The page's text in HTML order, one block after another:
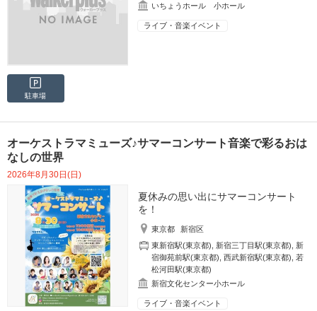
いちょうホール 小ホール
ライブ・音楽イベント
駐車場
オーケストラマミューズ♪サマーコンサート音楽で彩るおは
なしの世界
2026年8月30日(日)
夏休みの思い出にサマーコンサート
を！
東京都
新宿区
東新宿駅(東京都)
新宿三丁目駅(東京都)
新
宿御苑前駅(東京都) ,西武新宿駅(東京都) ,若
松河田駅(東京都)
新宿文化センター小ホール
ライブ・音楽イベント